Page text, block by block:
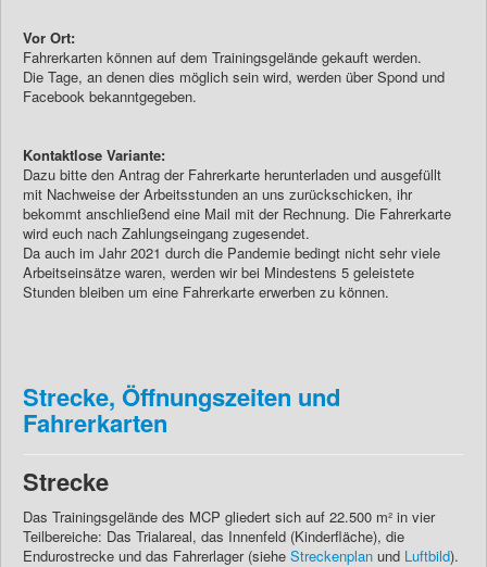
Vor Ort:
Fahrerkarten können auf dem Trainingsgelände gekauft werden.
Die Tage, an denen dies möglich sein wird, werden über Spond und
Facebook bekanntgegeben.
Kontaktlose Variante:
Dazu bitte den Antrag der Fahrerkarte herunterladen und ausgefüllt
mit Nachweise der Arbeitsstunden an uns zurückschicken, ihr
bekommt anschließend eine Mail mit der Rechnung. Die Fahrerkarte
wird euch nach Zahlungseingang zugesendet.
Da auch im Jahr 2021 durch die Pandemie bedingt nicht sehr viele
Arbeitseinsätze waren, werden wir bei Mindestens 5 geleistete
Stunden bleiben um eine Fahrerkarte erwerben zu können.
Strecke, Öffnungszeiten und
Fahrerkarten
Strecke
Das Trainingsgelände des MCP gliedert sich auf 22.500 m² in vier
Teilbereiche: Das Trialareal, das Innenfeld (Kinderfläche), die
Endurostrecke und das Fahrerlager (siehe Streckenplan und Luftbild).